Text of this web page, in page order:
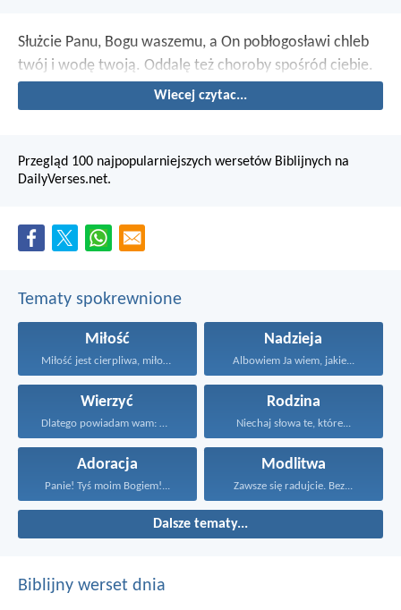
Służcie Panu, Bogu waszemu, a On pobłogosławi chleb
twój i wodę twoją. Oddalę też choroby spośród ciebie.
Wiecej czytac...
Przegląd 100 najpopularniejszych wersetów Biblijnych na
DailyVerses.net.
Tematy spokrewnione
Miłość
Miłość jest cierpliwa, miłość...
Nadzieja
Albowiem Ja wiem, jakie...
Wierzyć
Dlatego powiadam wam: Wszystko...
Rodzina
Niechaj słowa te, które...
Adoracja
Panie! Tyś moim Bogiem!...
Modlitwa
Zawsze się radujcie. Bez...
Dalsze tematy...
Biblijny werset dnia